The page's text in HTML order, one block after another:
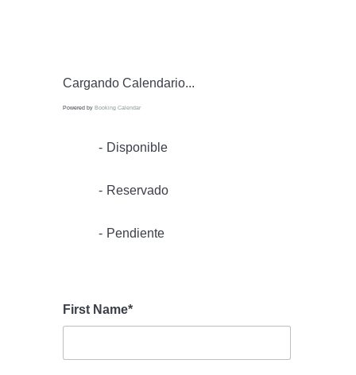
Cargando Calendario...
Powered by Booking Calendar
- Disponible
- Reservado
- Pendiente
First Name*